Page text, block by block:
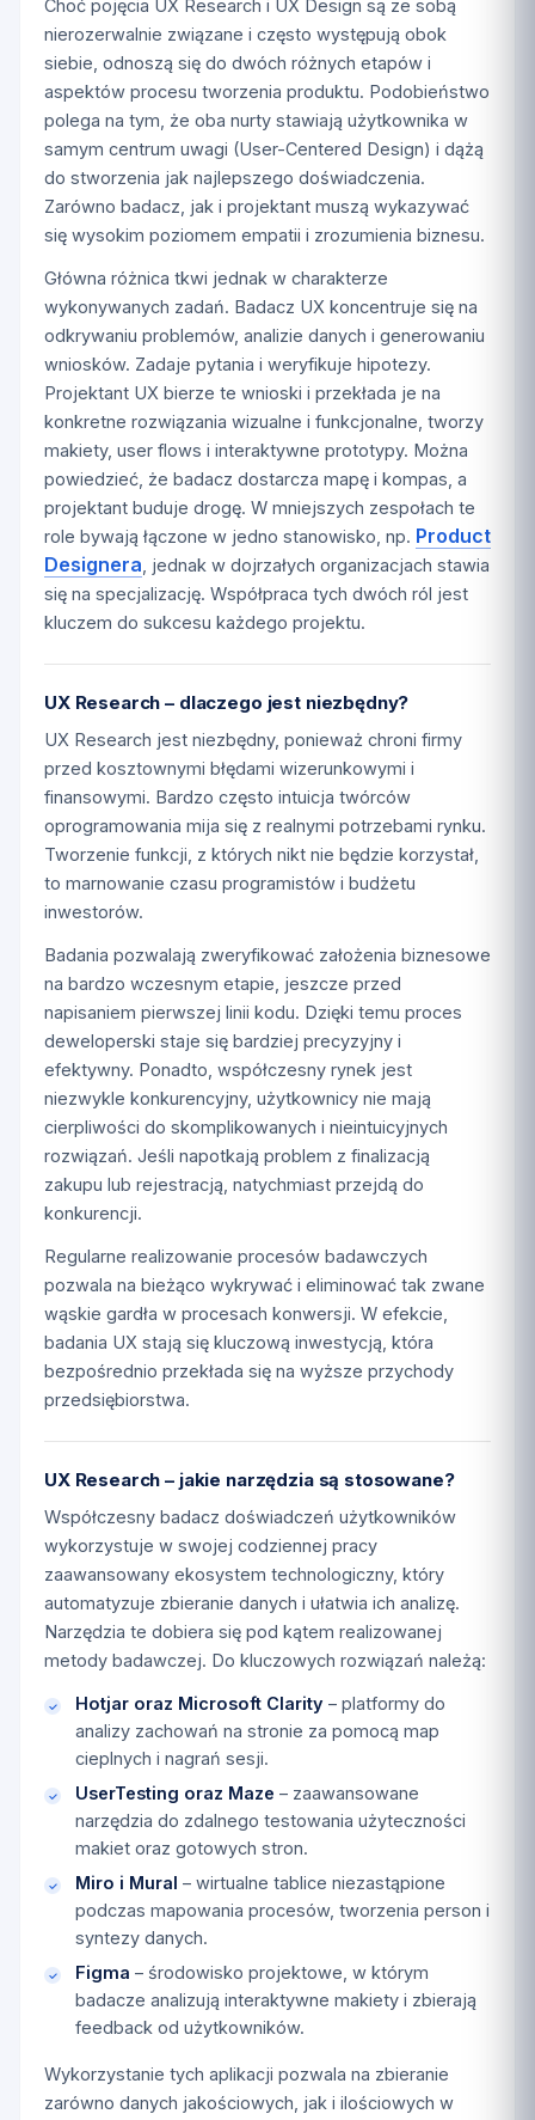
Choć pojęcia UX Research i UX Design są ze sobą
nierozerwalnie związane i często występują obok
siebie, odnoszą się do dwóch różnych etapów i
aspektów procesu tworzenia produktu. Podobieństwo
polega na tym, że oba nurty stawiają użytkownika w
samym centrum uwagi (User-Centered Design) i dążą
do stworzenia jak najlepszego doświadczenia.
Zarówno badacz, jak i projektant muszą wykazywać
się wysokim poziomem empatii i zrozumienia biznesu.
Główna różnica tkwi jednak w charakterze
wykonywanych zadań. Badacz UX koncentruje się na
odkrywaniu problemów, analizie danych i generowaniu
wniosków. Zadaje pytania i weryfikuje hipotezy.
Projektant UX bierze te wnioski i przekłada je na
konkretne rozwiązania wizualne i funkcjonalne, tworzy
makiety, user flows i interaktywne prototypy. Można
powiedzieć, że badacz dostarcza mapę i kompas, a
projektant buduje drogę. W mniejszych zespołach te
role bywają łączone w jedno stanowisko, np. Product
Designera , jednak w dojrzałych organizacjach stawia
się na specjalizację. Współpraca tych dwóch ról jest
kluczem do sukcesu każdego projektu.
UX Research – dlaczego jest niezbędny?
UX Research jest niezbędny, ponieważ chroni firmy
przed kosztownymi błędami wizerunkowymi i
finansowymi. Bardzo często intuicja twórców
oprogramowania mija się z realnymi potrzebami rynku.
Tworzenie funkcji, z których nikt nie będzie korzystał,
to marnowanie czasu programistów i budżetu
inwestorów.
Badania pozwalają zweryfikować założenia biznesowe
na bardzo wczesnym etapie, jeszcze przed
napisaniem pierwszej linii kodu. Dzięki temu proces
deweloperski staje się bardziej precyzyjny i
efektywny. Ponadto, współczesny rynek jest
niezwykle konkurencyjny, użytkownicy nie mają
cierpliwości do skomplikowanych i nieintuicyjnych
rozwiązań. Jeśli napotkają problem z finalizacją
zakupu lub rejestracją, natychmiast przejdą do
konkurencji.
Regularne realizowanie procesów badawczych
pozwala na bieżąco wykrywać i eliminować tak zwane
wąskie gardła w procesach konwersji. W efekcie,
badania UX stają się kluczową inwestycją, która
bezpośrednio przekłada się na wyższe przychody
przedsiębiorstwa.
UX Research – jakie narzędzia są stosowane?
Współczesny badacz doświadczeń użytkowników
wykorzystuje w swojej codziennej pracy
zaawansowany ekosystem technologiczny, który
automatyzuje zbieranie danych i ułatwia ich analizę.
Narzędzia te dobiera się pod kątem realizowanej
metody badawczej. Do kluczowych rozwiązań należą:
Hotjar oraz Microsoft Clarity – platformy do
analizy zachowań na stronie za pomocą map
cieplnych i nagrań sesji.
UserTesting oraz Maze – zaawansowane
narzędzia do zdalnego testowania użyteczności
makiet oraz gotowych stron.
Miro i Mural – wirtualne tablice niezastąpione
podczas mapowania procesów, tworzenia person i
syntezy danych.
Figma – środowisko projektowe, w którym
badacze analizują interaktywne makiety i zbierają
feedback od użytkowników.
Wykorzystanie tych aplikacji pozwala na zbieranie
zarówno danych jakościowych, jak i ilościowych w